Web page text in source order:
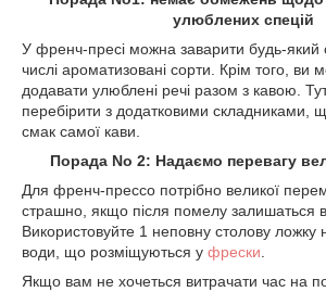
улюблених спецій
У френч-пресі можна заварити будь-який
числі ароматизовані сорти. Крім того, ви
додавати улюблені речі разом з кавою.
перебірити з додатковими складниками,
смак самої кави.
Порада No 2: Надаємо перевагу
Для френч-прессо потрібно великої
страшно, якщо після помелу залишаться
Використовуйте 1 неповну столову ложку
води, що розміщуються у фрески
Якщо вам не хочеться витрачати час на